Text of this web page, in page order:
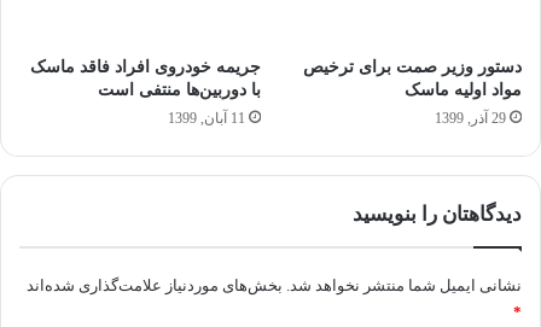
دستور وزیر صمت برای ترخیص
مواد اولیه ماسک
29 آذر, 1399
جریمه خودروی افراد فاقد ماسک
با دوربین‌ها منتفی است
11 آبان, 1399
دیدگاهتان را بنویسید
نشانی ایمیل شما منتشر نخواهد شد. بخش‌های موردنیاز علامت‌گذاری شده‌اند
*